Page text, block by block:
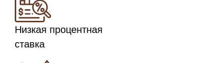
Низкая процентная
ставка